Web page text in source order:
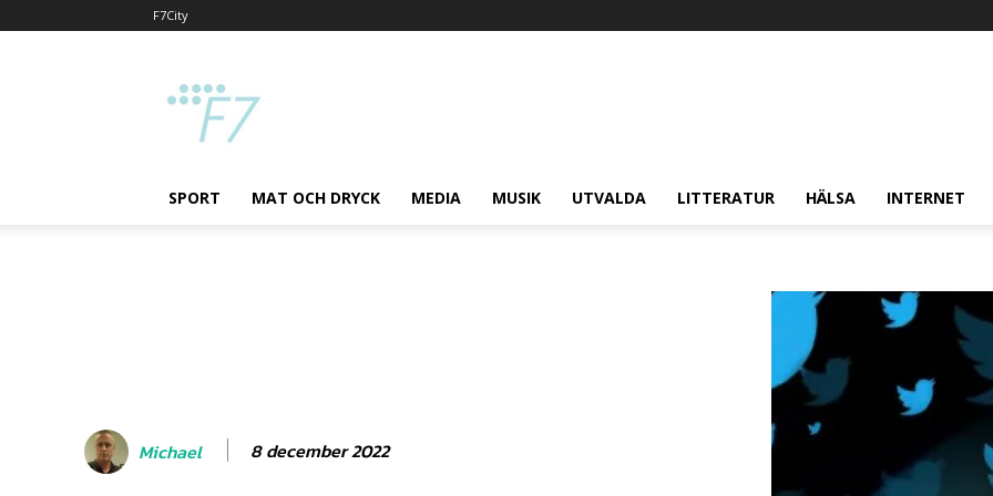
F7City
SPORT MAT OCH DRYCK MEDIA MUSIK UTVALDA LITTERATUR HÄLSA INTERNET
Michael 8 december 2022